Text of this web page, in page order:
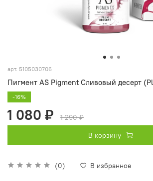
арт. 5105030706
Пигмент AS Pigment Сливовый десерт
(0) В избранное
-16%
1 080 ₽
1 290 ₽
В корзину